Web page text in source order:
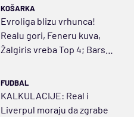
KOŠARKA
Evroliga blizu vrhunca!
Realu gori, Feneru kuva,
Žalgiris vreba Top 4; Barsa i
FUDBAL
KALKULACIJE: Real i
Liverpul moraju da zgrabe